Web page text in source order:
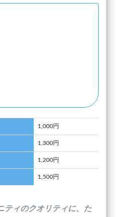
1,000円
1,300円
1,200円
1,500円
ティのクオリティに、た